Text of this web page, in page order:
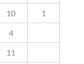
10 1
4
11